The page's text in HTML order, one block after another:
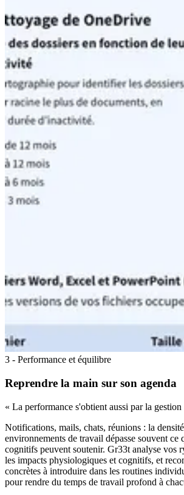
3 - Performance et équilibre
Reprendre la main sur son agenda
« La performance s'obtient aussi par la
Notifications, mails, chats, réunions : la
environnements de travail dépasse souvent ce
cognitifs peuvent soutenir. Gr33t analyse vos
les impacts physiologiques et cognitifs, et
concrètes à introduire dans les routines
pour rendre du temps de travail profond à